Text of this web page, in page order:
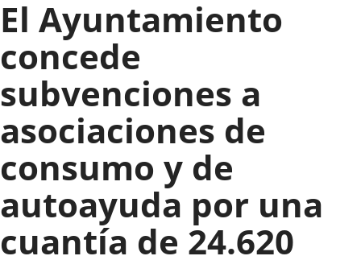
El Ayuntamiento
concede
subvenciones a
asociaciones de
consumo y de
autoayuda por una
cuantía de 24.620